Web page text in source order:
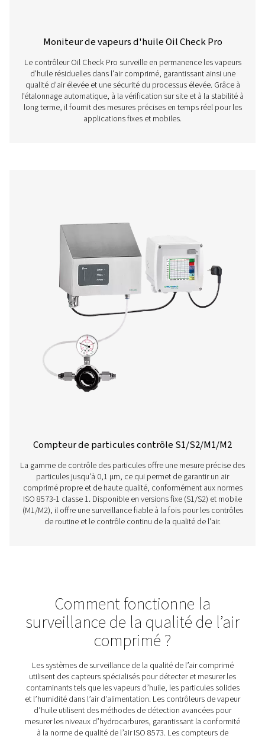
Moniteur de vapeurs d'huile Oil Check
Le contrôleur Oil Check Pro surveille en permanence
d'huile résiduelles dans l'air comprimé, garantissant
qualité d'air élevée et une sécurité du processus
l'étalonnage automatique, à la vérification sur site et à
long terme, il fournit des mesures précises en temps